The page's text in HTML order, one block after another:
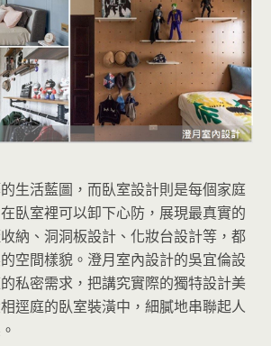
生活藍圖，而臥室設計則是每個家庭
臥室裡可以卸下心防，展現最真實的
納、洞洞板設計、化妝台設計等，都
空間樣貌。澄月室內設計的吳宜倫設
私密需求，把講究實際的獨特設計美
逕庭的臥室裝潢中，細膩地串聯起人